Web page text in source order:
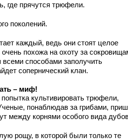
где прячутся трюфели.
поколений.
каждый, ведь они стоят целое
похожа на охоту за
способами заполучить
сопернический клан.
– миф!
культивировать трюфели,
понаблюдав за грибами,
между корнями особого вида
рощу, в которой были только те